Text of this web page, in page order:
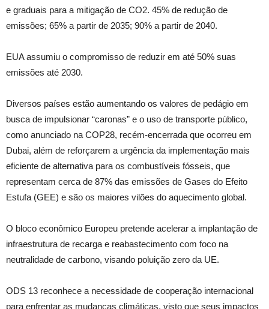
e graduais para a mitigação de CO2. 45% de redução de
emissões; 65% a partir de 2035; 90% a partir de 2040.
EUA assumiu o compromisso de reduzir em até 50% suas
emissões até 2030.
Diversos países estão aumentando os valores de pedágio em
busca de impulsionar “caronas” e o uso de transporte público,
como anunciado na COP28, recém-encerrada que ocorreu em
Dubai, além de reforçarem a urgência da implementação mais
eficiente de alternativa para os combustíveis fósseis, que
representam cerca de 87% das emissões de Gases do Efeito
Estufa (GEE) e são os maiores vilões do aquecimento global.
O bloco econômico Europeu pretende acelerar a implantação de
infraestrutura de recarga e reabastecimento com foco na
neutralidade de carbono, visando poluição zero da UE.
ODS 13 reconhece a necessidade de cooperação internacional
para enfrentar as mudanças climáticas, visto que seus impactos